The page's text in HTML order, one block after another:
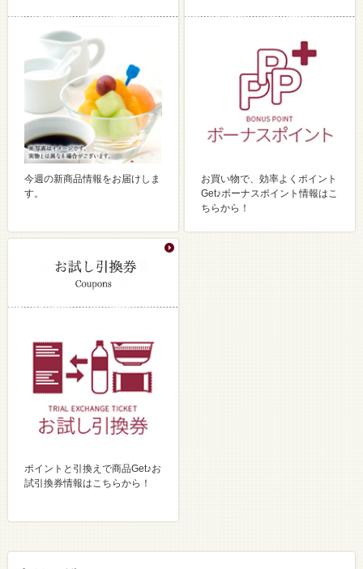
今週の新商品情報をお届けしま
す。
お買い物で、効率よくポイント
Get♪ボーナスポイント情報はこ
ちらから！
ポイントと引換えで商品Get♪お
試引換券情報はこちらから！